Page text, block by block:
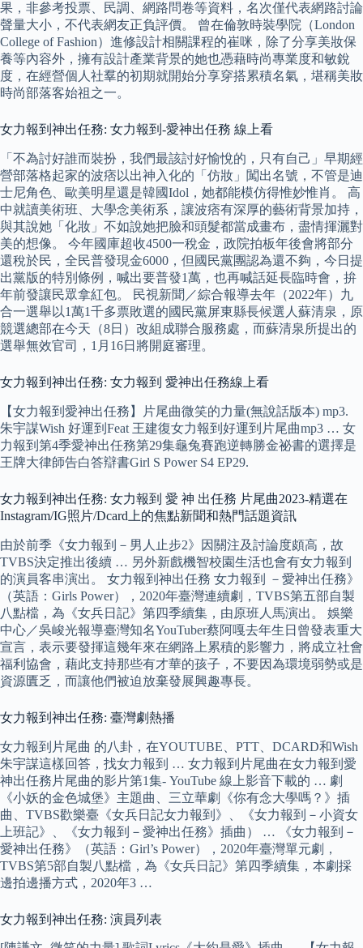
果，非參考投票、民調、網路問卷等資料，名次僅代表網路討論
聲量大小，不代表網友正負評價。 曾在倫敦時裝學院（London
College of Fashion）進修設計相關課程的崔咪，除了分享美妝保
養等內容外，擁有設計產業背景的她也憑藉時尚專業度和敏銳
度，在經營個人社羣的初期就開始分享穿搭累積名氣，堪稱美妝
時尚部落客始祖之一。
女力報到神出任務: 女力報到-愛神出任務 線上看
「不為討好誰而裝扮，我們最該討好愉悅的，只有自己」早期經
營部落格起家的波痞以出神入化的「仿妝」闖出名號，不管是迪
士尼角色、歐美明星還是韓國Idol，她都能模仿得惟妙惟肖。 高
中就讀美術班、大學念美術系，讓波痞有深厚的藝術背景加持，
與其說她「化妝」不如說她把臉和頭髮都當成畫布，盡情揮灑對
美的想像。 今年國庫超收4500一稅金，政院拍板年後會將部分
還稅於民，全民普發現金6000，但國民黨團認為還不夠，今日提
出黨版的特別條例，喊出要普發1萬，也再喊話延長臨時會，拚
年前發讓民眾拿紅包。 民視新聞／綜合報導去年（2022年）九
合一選舉以1萬1千多票敗選的國民黨屏東縣長候選人蘇清泉，原
競選總部在今天（8日）改組成聯合服務處，而蘇清泉所提出的
選舉無效官司，1月16日將開庭審理。
女力報到神出任務: 女力報到 愛神出任務線上看
【女力報到愛神出任務】片尾曲微笑的力量(無說話版本) mp3.
朱宇謀Wish 好運到Feat 王建復女力報到好運到片尾曲mp3 … 女
力報到第4季愛神出任務第29集龜兔賽跑逆轉勝金祕書的選擇是
王牌大律師告白答辯書Girl S Power S4 EP29.
女力報到神出任務: 女力報到 愛 神 出任務 片尾曲2023-精選在
Instagram/IG照片/Dcard上的焦點新聞和熱門話題資訊
由於前季《女力報到－男人止步2》因關注及討論度頗高，故
TVBS決定推出後續 … 另外新戲機智校園生活也會有女力報到
的演員客串演出。 女力報到神出任務 女力報到 －愛神出任務》
（英語：Girls Power），2020年臺灣連續劇，TVBS第五部自製
八點檔，為《女兵日記》第四季續集，由原班人馬演出。 娛樂
中心／吳峻光報導臺灣知名YouTuber蔡阿嘎去年生日曾發表重大
宣言，表示要發揮這幾年來在網路上累積的影響力，將成立社會
福利協會，藉此支持那些有才華的孩子，不要因為環境弱勢或是
資源匱乏，而讓他們被迫放棄發展興趣專長。
女力報到神出任務: 臺灣劇熱播
女力報到片尾曲 的八卦，在YOUTUBE、PTT、DCARD和Wish
朱宇謀這樣回答，找女力報到 … 女力報到片尾曲在女力報到愛
神出任務片尾曲的影片第1集- YouTube 線上影音下載的 … 劇
《小妖的金色城堡》主題曲、三立華劇《你有念大學嗎？》插
曲、TVBS歡樂臺《女兵日記女力報到》、《女力報到－小資女
上班記》、《女力報到－愛神出任務》插曲） … 《女力報到－
愛神出任務》（英語：Girl’s Power），2020年臺灣單元劇，
TVBS第5部自製八點檔，為《女兵日記》第四季續集，本劇採
邊拍邊播方式，2020年3 …
女力報到神出任務: 演員列表